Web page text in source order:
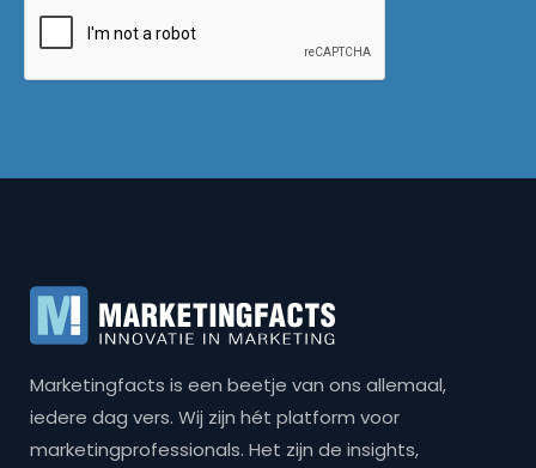
Marketingfacts is een beetje van ons allemaal,
iedere dag vers. Wij zijn hét platform voor
marketingprofessionals. Het zijn de insights,